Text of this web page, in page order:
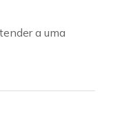
a uma